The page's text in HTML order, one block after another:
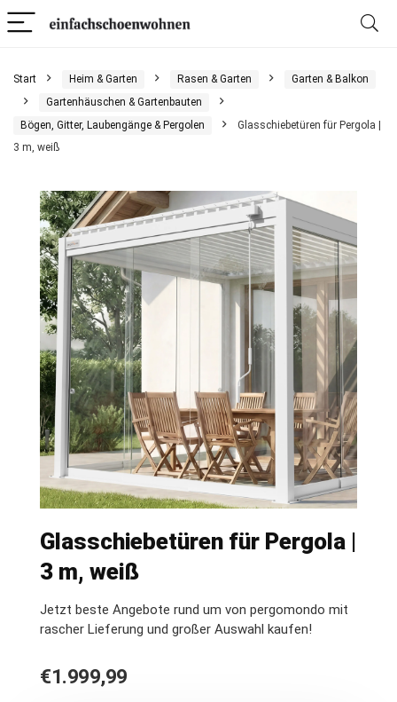
Start Heim & Garten Rasen & Garten
Garten & Balkon
Gartenhäuschen & Gartenbauten
Bögen, Gitter, Laubengänge & Pergolen
Glasschiebetüren für Pergola |
3 m, weiß
Glasschiebetüren für Pergola |
3 m, weiß
Jetzt beste Angebote rund um von pergomondo mit
rascher Lieferung und großer Auswahl kaufen!
€1.999,99